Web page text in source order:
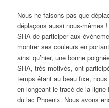
Nous ne faisons pas que
déplaçons aussi nous-mêmes
SHA de participer aux
montrer ses couleurs en
ainsi qu’hier, une bonne
SHA, très motivés, ont
temps étant au beau fixe,
en longeant le tracé de la
du lac Phoenix. Nous avons